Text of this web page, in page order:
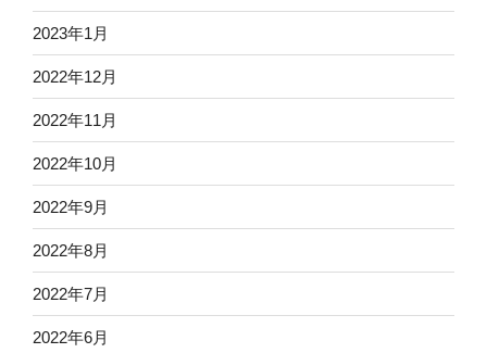
2023年1月
2022年12月
2022年11月
2022年10月
2022年9月
2022年8月
2022年7月
2022年6月